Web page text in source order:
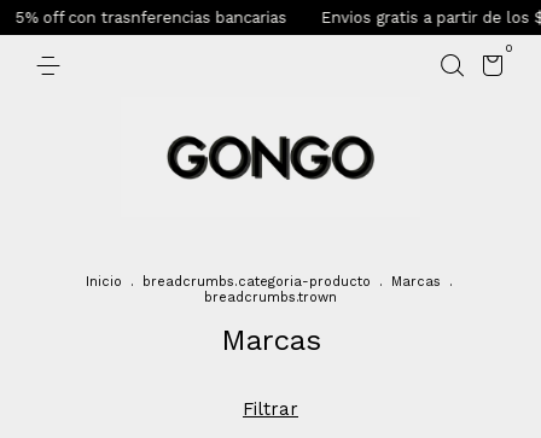
trasnferencias bancarias Envios gratis a partir de los $135.000
0
Inicio . breadcrumbs.categoria-producto . Marcas
.
breadcrumbs.trown
Marcas
Filtrar